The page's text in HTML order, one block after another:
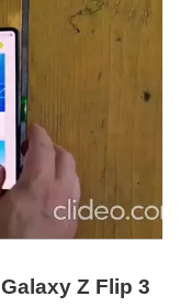
Z Flip 3